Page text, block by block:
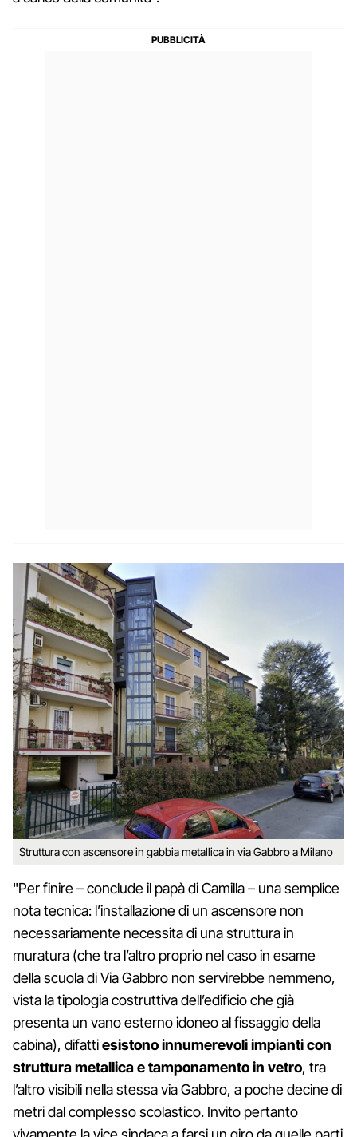
Struttura con ascensore in gabbia metallica in via Gabbro a Milano
"Per finire – conclude il papà di Camilla – una semplice
nota tecnica: l’installazione di un ascensore non
necessariamente necessita di una struttura in
muratura (che tra l’altro proprio nel caso in esame
della scuola di Via Gabbro non servirebbe nemmeno,
vista la tipologia costruttiva dell’edificio che già
presenta un vano esterno idoneo al fissaggio della
cabina), difattiesistono innumerevoli impianti con
struttura metallica e tamponamento in vetro, tra
l’altro visibili nella stessa via Gabbro, a poche decine di
metri dal complesso scolastico. Invito pertanto